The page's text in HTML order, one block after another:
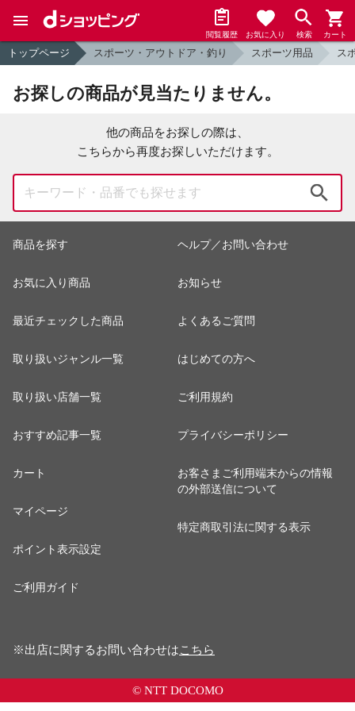
閲覧履歴 お気に入り 検索 カート
トップページ スポーツ・アウトドア・釣り スポーツ用品 ス
お探しの商品が見当たりません。
他の商品をお探しの際は、
こちらから再度お探しいただけます。
商品を探す
お気に入り商品
最近チェックした商品
取り扱いジャンル一覧
取り扱い店舗一覧
おすすめ記事一覧
カート
マイページ
ポイント表示設定
ご利用ガイド
ヘルプ／お問い合わせ
お知らせ
よくあるご質問
はじめての方へ
ご利用規約
プライバシーポリシー
お客さまご利用端末からの情報
の外部送信について
特定商取引法に関する表示
※出店に関するお問い合わせはこちら
© NTT DOCOMO